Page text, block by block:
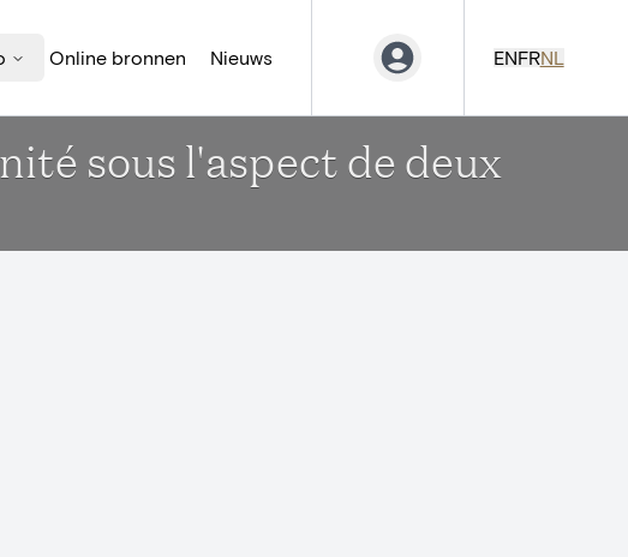
Online bronnen Nieuws ENFRNL
sous l'aspect de deux